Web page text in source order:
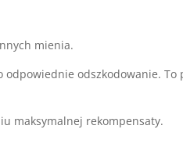
mienia.
odszkodowanie. To
maksymalnej rekompensaty.